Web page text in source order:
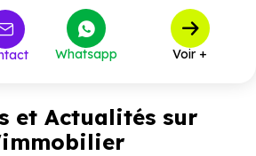
Whatsapp Voir +
et Actualités sur